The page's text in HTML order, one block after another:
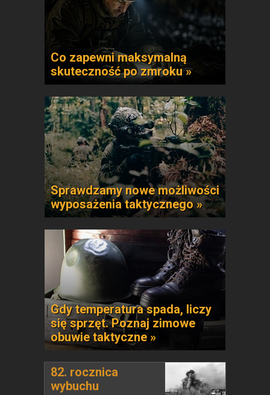
Co zapewni maksymalną
skuteczność po zmroku »
Sprawdzamy nowe możliwości
wyposażenia taktycznego »
Gdy temperatura spada, liczy
się sprzęt. Poznaj zimowe
obuwie taktyczne »
82. rocznica
wybuchu